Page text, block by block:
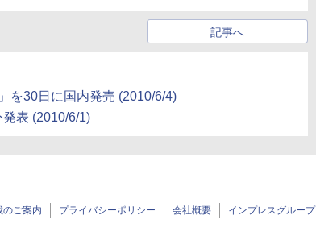
記事へ
を30日に国内発売 (2010/6/4)
表 (2010/6/1)
のご案内 プライバシーポリシー 会社概要 インプレスグループ